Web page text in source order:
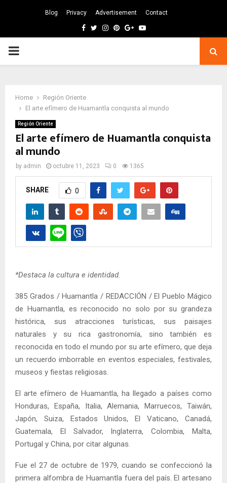
Blog Privacy Advertisement Contact
Facebook
TwitterInstagram
Pinterest
GoogleYoutube
PRIMARY
Home
Región Oriente
El arte efímero de Huamantla conquista al mundo
Región Oriente
El arte efímero de Huamantla conquista
al mundo
by admin octubre 11, 2023 0 1365
SHARE 0
*Destaca la cultura e identidad.
385 Grados / Huamantla / REDACCIÓN / El Pueblo Mágico
de Huamantla, es reconocido no solo por su grandeza
histórica, sus atracciones turísticas, sus paisajes
naturales y su rica gastronomía, sino también es
reconocida en todo el mundo por su arte efímero, que deja
un recuerdo imborrable en eventos especiales, festivales,
museos y fiestas religiosas.
El arte efímero de Huamantla, ha llegado a países como
Honduras, España, Italia, Alemania, Marruecos, Taiwán,
Japón, Suiza, Estados Unidos, El Vaticano, Canadá,
Guatemala, El Salvador, Inglaterra, Colombia, Malta,
Portugal y China, por citar algunas.
Fue el 27 de octubre de 1979, cuando se confeccionó la
primera alfombra de Huamantla fuera del país. El artesano